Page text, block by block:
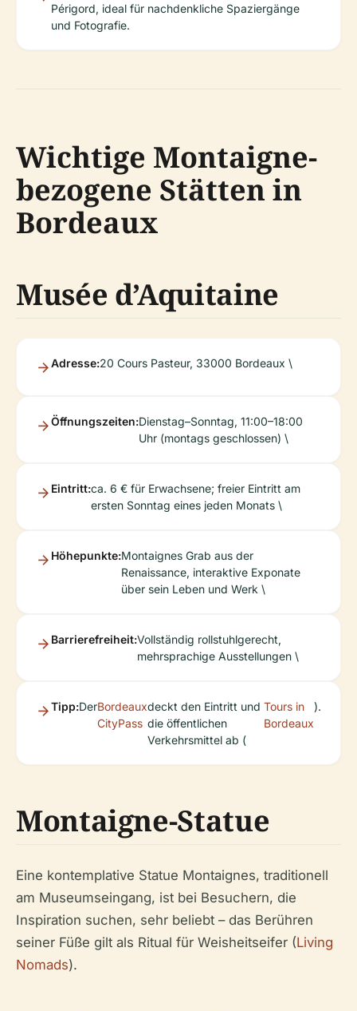
Périgord, ideal für nachdenkliche Spaziergänge
und Fotografie.
Wichtige Montaigne-
bezogene Stätten in
Bordeaux
Musée d’Aquitaine
Adresse:20 Cours Pasteur, 33000 Bordeaux \
Öffnungszeiten:Dienstag–Sonntag, 11:00–18:00
Uhr (montags geschlossen) \
Eintritt:ca. 6 € für Erwachsene; freier Eintritt am
ersten Sonntag eines jeden Monats \
Höhepunkte:Montaignes Grab aus der
Renaissance, interaktive Exponate
über sein Leben und Werk \
Barrierefreiheit:Vollständig rollstuhlgerecht,
mehrsprachige Ausstellungen \
Tipp:DerBordeaux
CityPass
deckt den Eintritt und
die öffentlichen
Verkehrsmittel ab (
Tours in
Bordeaux
).
Montaigne-Statue
Eine kontemplative Statue Montaignes, traditionell
am Museumseingang, ist bei Besuchern, die
Inspiration suchen, sehr beliebt – das Berühren
seiner Füße gilt als Ritual für Weisheitseifer (Living
Nomads).